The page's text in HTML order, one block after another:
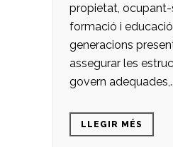
propietat, ocupant-
formació i
generacions
assegurar les
govern
LLEGIR MÉS